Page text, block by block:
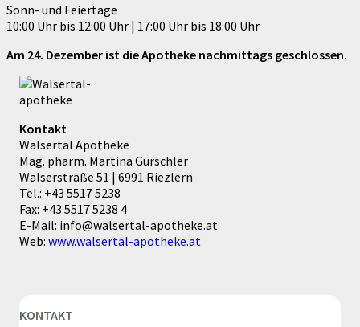
Sonn- und Feiertage
10:00 Uhr bis 12:00 Uhr | 17:00 Uhr bis 18:00 Uhr
Am 24. Dezember ist die Apotheke nachmittags geschlossen.
Kontakt
Walsertal Apotheke
Mag. pharm. Martina Gurschler
Walserstraße 51 | 6991 Riezlern
Tel.: +43 5517 5238
Fax: +43 5517 5238 4
E-Mail: info@walsertal-apotheke.at
Web: www.walsertal-apotheke.at
KONTAKT